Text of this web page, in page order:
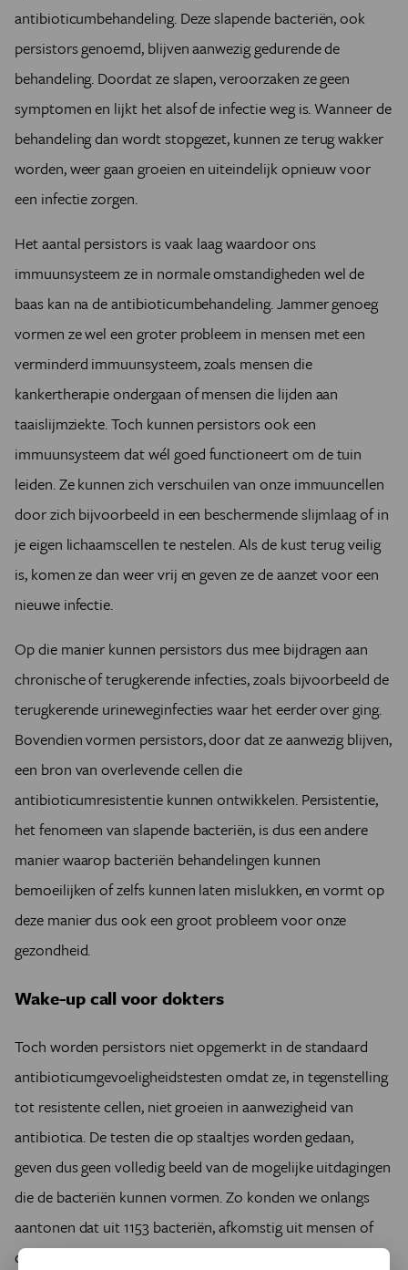
antibioticumbehandeling. Deze slapende bacteriën, ook
persistors genoemd, blijven aanwezig gedurende de
behandeling. Doordat ze slapen, veroorzaken ze geen
symptomen en lijkt het alsof de infectie weg is. Wanneer de
behandeling dan wordt stopgezet, kunnen ze terug wakker
worden, weer gaan groeien en uiteindelijk opnieuw voor
een infectie zorgen.
Het aantal persistors is vaak laag waardoor ons
immuunsysteem ze in normale omstandigheden wel de
baas kan na de antibioticumbehandeling. Jammer genoeg
vormen ze wel een groter probleem in mensen met een
verminderd immuunsysteem, zoals mensen die
kankertherapie ondergaan of mensen die lijden aan
taaislijmziekte. Toch kunnen persistors ook een
immuunsysteem dat wél goed functioneert om de tuin
leiden. Ze kunnen zich verschuilen van onze immuuncellen
door zich bijvoorbeeld in een beschermende slijmlaag of in
je eigen lichaamscellen te nestelen. Als de kust terug veilig
is, komen ze dan weer vrij en geven ze de aanzet voor een
nieuwe infectie.
Op die manier kunnen persistors dus mee bijdragen aan
chronische of terugkerende infecties, zoals bijvoorbeeld de
terugkerende urineweginfecties waar het eerder over ging.
Bovendien vormen persistors, door dat ze aanwezig blijven,
een bron van overlevende cellen die
antibioticumresistentie kunnen ontwikkelen. Persistentie,
het fenomeen van slapende bacteriën, is dus een andere
manier waarop bacteriën behandelingen kunnen
bemoeilijken of zelfs kunnen laten mislukken, en vormt op
deze manier dus ook een groot probleem voor onze
gezondheid.
Wake-up call voor dokters
Toch worden persistors niet opgemerkt in de standaard
antibioticumgevoeligheidstesten omdat ze, in tegenstelling
tot resistente cellen, niet groeien in aanwezigheid van
antibiotica. De testen die op staaltjes worden gedaan,
geven dus geen volledig beeld van de mogelijke uitdagingen
die de bacteriën kunnen vormen. Zo konden we onlangs
aantonen dat uit 1153 bacteriën, afkomstig uit mensen of
dieren met infecties aan onder andere de luchtwegen,